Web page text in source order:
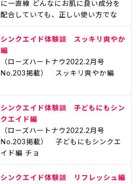
に一直線 どんなにお肌に良い成分を
配合していても、正しい使い方でな
シンクエイド体験談 スッキリ爽やか
編
（ローズハートナウ2022.2月号
No.203掲載） スッキリ爽やか編
シンクエイド体験談 子どもにもシン
クエイド編
（ローズハートナウ2022.2月号
No.203掲載） 子どもにもシンクエ
イド編 チョ
シンクエイド体験談 リフレッシュ編